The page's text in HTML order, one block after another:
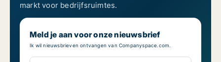
markt voor bedrijfsruimtes.
Meld je aan voor onze nieuwsbrief
Ik wil nieuwsbrieven ontvangen van Companyspace.com.